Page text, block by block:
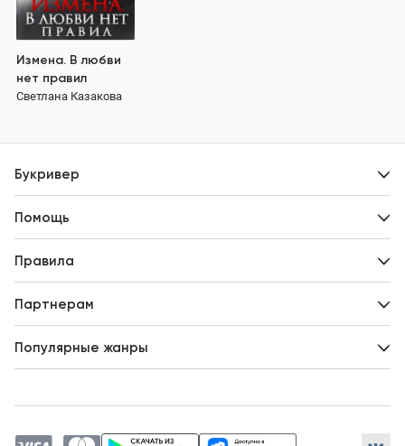
Измена. В любви
нет правил
Светлана Казакова
Букривер
Новости
Помощь
Правила
Партнерам
Популярные жанры
Магические академии
Современный любовный роман